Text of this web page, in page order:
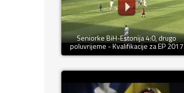
Seniorke BiH-Estonija 4:0, drugo
poluvrijeme - Kvalifikacije za EP 2017